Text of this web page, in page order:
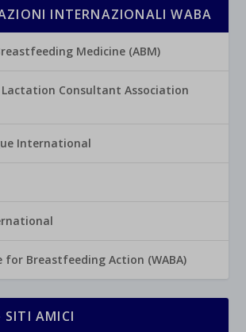
INTERNAZIONALI WABA
Medicine (ABM)
Consultant Association
International
for Breastfeeding Action (WABA)
AMICI